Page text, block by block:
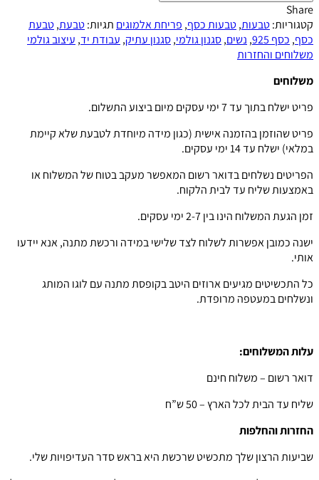
אלמוגים
Share
קטגוריות:טבעות,טבעות כסף, פריחת אלמוגים תגיות:טבעת,טבעת
כסף, כסף 925 , נשים,סגנון גולמי,סגנון עתיק, עבודת יד, עיצוב גולמי
משלוחים והחזרות
משלוחים
פריט ישלח בתוך עד 7 ימי עסקים מיום ביצוע התשלום.
פריט שהוזמן בהזמנה אישית (כגון מידה מיוחדת לטבעת שלא קיימת
במלאי) ישלח עד 14 ימי עסקים.
הפריטים נשלחים בדואר רשום המאפשר מעקב בטוח של המשלוח או
באמצעות שליח עד לבית הלקוח.
זמן הגעת המשלוח הינו בין 2-7 ימי עסקים.
ישנה כמובן אפשרות לשלוח לצד שלישי במידה ורכשת מתנה, אנא יידעו
אותי.
כל התכשיטים מגיעים ארוזים היטב בקופסת מתנה עם לוגו המותג
ונשלחים במעטפה מרופדת.
עלות המשלוחים:
דואר רשום – משלוח חינם
שליח עד הבית לכל הארץ – 50 ש”ח
החזרות והחלפות
שביעות הרצון שלך מתכשיט שרכשת היא בראש סדר העדיפויות שלי.